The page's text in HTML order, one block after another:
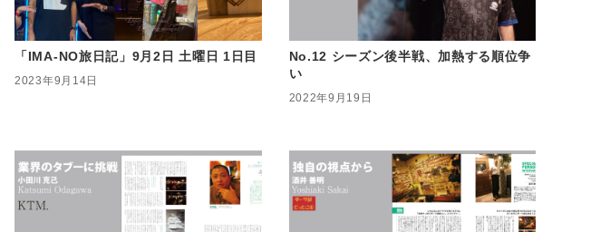
「IMA-NO旅日記」9月2日 土曜日 1日目
2023年9月14日
No.12 シーズン後半戦、加熱する順位争
い
2022年9月19日